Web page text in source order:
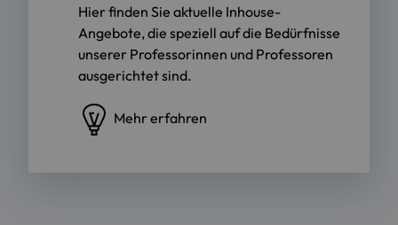
Hier finden Sie aktuelle Inhouse-
Angebote, die speziell auf die Bedürfnisse
unserer Professorinnen und Professoren
ausgerichtet sind.
Mehr erfahren